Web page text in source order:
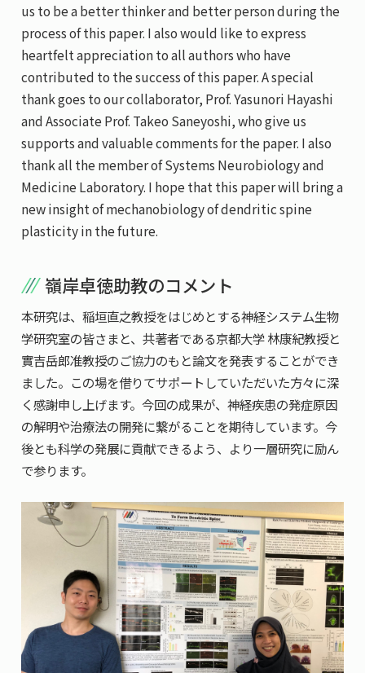
us to be a better thinker and better person during the
process of this paper. I also would like to express
heartfelt appreciation to all authors who have
contributed to the success of this paper. A special
thank goes to our collaborator, Prof. Yasunori Hayashi
and Associate Prof. Takeo Saneyoshi, who give us
supports and valuable comments for the paper. I also
thank all the member of Systems Neurobiology and
Medicine Laboratory. I hope that this paper will bring a
new insight of mechanobiology of dendritic spine
plasticity in the future.
嶺岸卓徳助教のコメント
本研究は、稲垣直之教授をはじめとする神経システム生物
学研究室の皆さまと、共著者である京都大学 林康紀教授と
實吉岳郎准教授のご協力のもと論文を発表することができ
ました。この場を借りてサポートしていただいた方々に深
く感謝申し上げます。今回の成果が、神経疾患の発症原因
の解明や治療法の開発に繋がることを期待しています。今
後とも科学の発展に貢献できるよう、より一層研究に励ん
で参ります。